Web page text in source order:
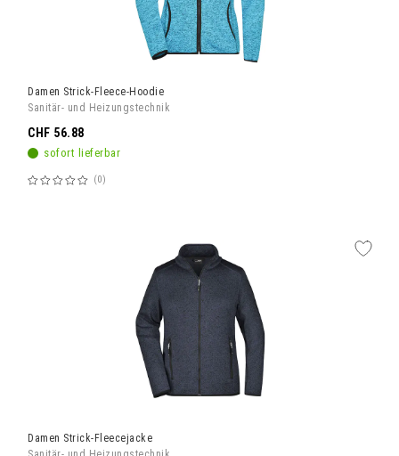
Damen Strick-Fleece-Hoodie
Sanitär- und Heizungstechnik
sofort lieferbar
Bewertung:
0
CHF 56.88
Damen Strick-Fleecejacke